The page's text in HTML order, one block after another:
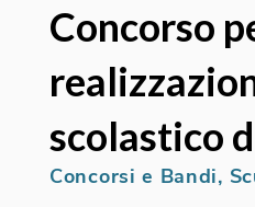
Concorso
scolastico
Concorsi e Bandi,